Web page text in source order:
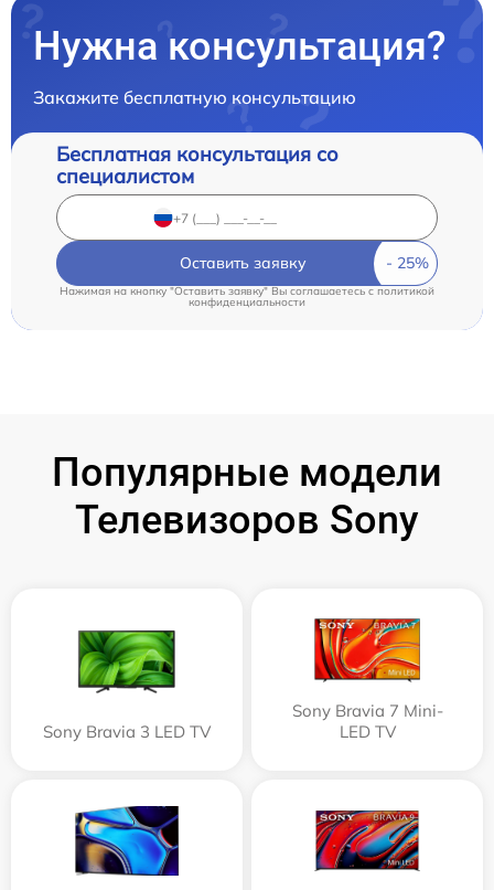
Нужна консультация?
Закажите бесплатную консультацию
Бесплатная консультация со
специалистом
Оставить заявку
Нажимая на кнопку "Оставить заявку" Вы соглашаетесь c политикой
конфиденциальности
Популярные модели
Телевизоров Sony
Sony Bravia 3 LED TV
Sony Bravia 7 Mini-
LED TV